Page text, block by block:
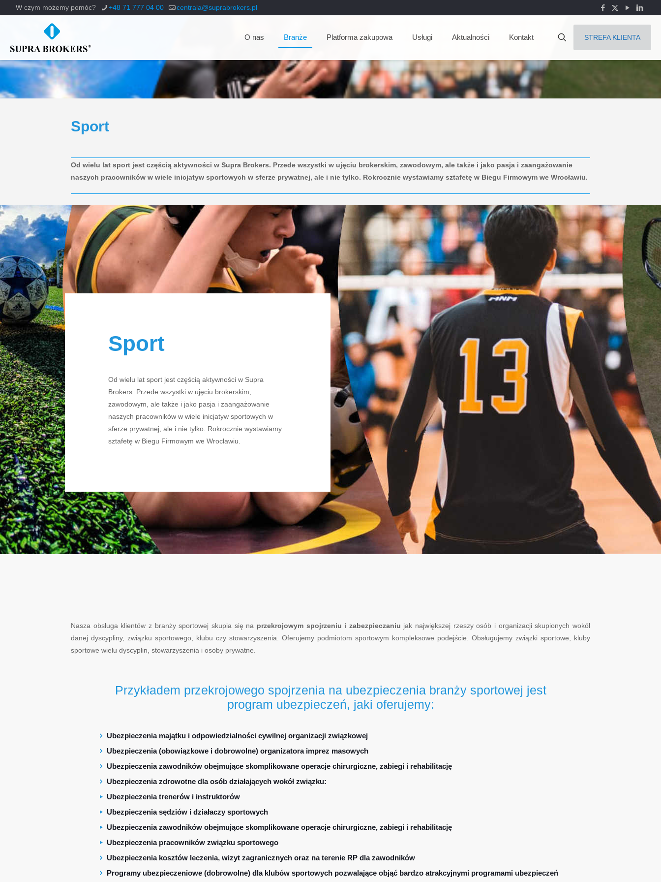
W czym możemy pomóc? +48 71 777 04 00 centrala@suprabrokers.pl
O nas Branże Platforma zakupowa Usługi Aktualności Kontakt STREFA KLIENTA
Sport
Od wielu lat sport jest częścią aktywności w Supra Brokers. Przede wszystki w ujęciu brokerskim, zawodowym, ale także i jako pasja i zaangażowanie
naszych pracowników w wiele inicjatyw sportowych w sferze prywatnej, ale i nie tylko. Rokrocznie wystawiamy sztafetę w Biegu Firmowym we Wrocławiu.
Sport
Od wielu lat sport jest częścią aktywności w Supra
Brokers. Przede wszystki w ujęciu brokerskim,
zawodowym, ale także i jako pasja i zaangażowanie
naszych pracowników w wiele inicjatyw sportowych w
sferze prywatnej, ale i nie tylko. Rokrocznie wystawiamy
sztafetę w Biegu Firmowym we Wrocławiu.
Nasza obsługa klientów z branży sportowej skupia się na przekrojowym spojrzeniu i zabezpieczaniu jak największej rzeszy osób i organizacji skupionych wokół
danej dyscypliny, związku sportowego, klubu czy stowarzyszenia. Oferujemy podmiotom sportowym kompleksowe podejście. Obsługujemy związki sportowe, kluby
sportowe wielu dyscyplin, stowarzyszenia i osoby prywatne.
Przykładem przekrojowego spojrzenia na ubezpieczenia branży sportowej jest
program ubezpieczeń, jaki oferujemy:
Ubezpieczenia majątku i odpowiedzialności cywilnej organizacji związkowej
Ubezpieczenia (obowiązkowe i dobrowolne) organizatora imprez masowych
Ubezpieczenia zawodników obejmujące skomplikowane operacje chirurgiczne, zabiegi i rehabilitację
Ubezpieczenia zdrowotne dla osób działających wokół związku:
Ubezpieczenia trenerów i instruktorów
Ubezpieczenia sędziów i działaczy sportowych
Ubezpieczenia zawodników obejmujące skomplikowane operacje chirurgiczne, zabiegi i rehabilitację
Ubezpieczenia pracowników związku sportowego
Ubezpieczenia kosztów leczenia, wizyt zagranicznych oraz na terenie RP dla zawodników
Programy ubezpieczeniowe (dobrowolne) dla klubów sportowych pozwalające objąć bardzo atrakcyjnymi programami ubezpieczeń